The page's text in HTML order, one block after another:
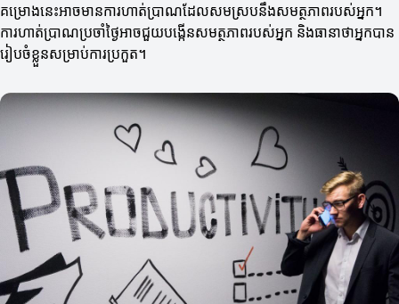
គម្រោងនេះអាចមានការហាត់ប្រាណដែលសមស្របនឹងសមត្ថភាពរបស់អ្នក។
ការ​ហាត់ប្រាណប្រចាំថ្ងៃអាចជួយបង្កើនសមត្ថភាពរបស់អ្នក និងធានាថាអ្នកបាន
រៀបចំខ្លួនសម្រាប់ការប្រកួត។